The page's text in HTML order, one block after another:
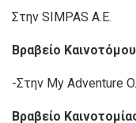
Στην SIMPAS A.E.
Βραβείο
-Στην My Adventure
Βραβείο